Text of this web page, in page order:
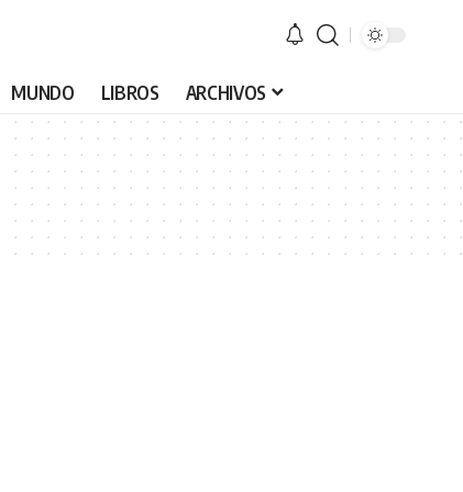
MUNDO LIBROS ARCHIVOS